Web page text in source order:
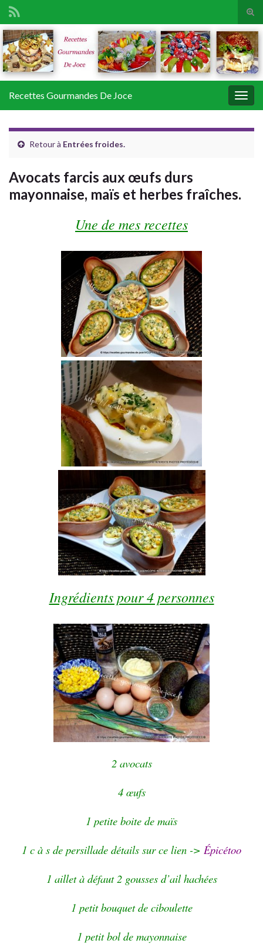
Search for:
Recettes Gourmandes De Joce
Retour à Entrées froides.
Avocats farcis aux œufs durs
mayonnaise, maïs et herbes fraîches.
Une de mes recettes
Ingrédients pour 4 personnes
2 avocats
4 œufs
1 petite boite de maïs
1 c à s de persillade détails sur ce lien -> Épicétoo
1 aillet à défaut 2 gousses d’ail hachées
1 petit bouquet de ciboulette
1 petit bol de mayonnaise